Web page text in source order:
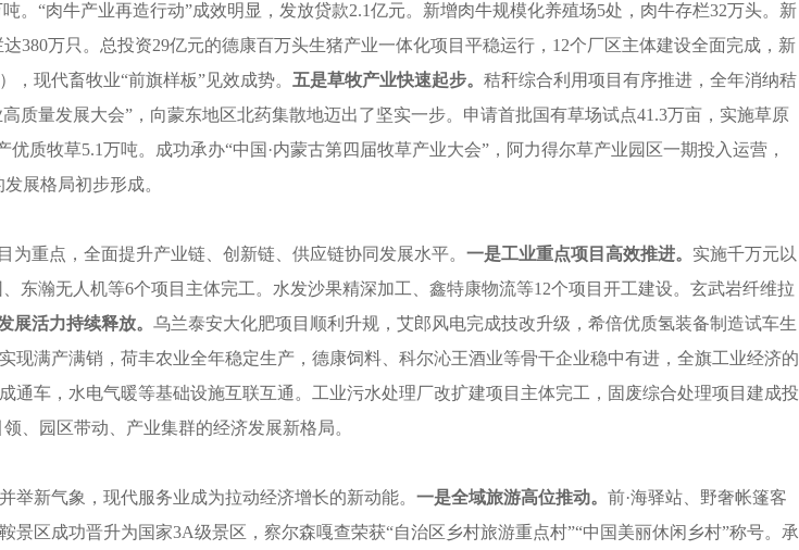
“肉牛产业再造行动”成效明显，发放贷款2.1亿元。新增肉牛规模化养殖场5处，肉牛存栏32万头。新
380万只。总投资29亿元的德康百万头生猪产业一体化项目平稳运行，12个厂区主体建设全面完成，新
现代畜牧业“前旗样板”见效成势。 五是草牧产业快速起步。 秸秆综合利用项目有序推进，全年消纳秸
质量发展大会”，向蒙东地区北药集散地迈出了坚实一步。申请首批国有草场试点41.3万亩，实施草原
质牧草5.1万吨。成功承办“中国·内蒙古第四届牧草产业大会”，阿力得尔草产业园区一期投入运营，
展格局初步形成。
重点，全面提升产业链、创新链、供应链协同发展水平。 一是工业重点项目高效推进。 实施千万元以
东瀚无人机等6个项目主体完工。水发沙果精深加工、鑫特康物流等12个项目开工建设。玄武岩纤维拉
展活力持续释放。 乌兰泰安大化肥项目顺利升规，艾郎风电完成技改升级，希倍优质氢装备制造试车生
满产满销，荷丰农业全年稳定生产，德康饲料、科尔沁王酒业等骨干企业稳中有进，全旗工业经济的
通车，水电气暖等基础设施互联互通。工业污水处理厂改扩建项目主体完工，固废综合处理项目建成投
、园区带动、产业集群的经济发展新格局。
新气象，现代服务业成为拉动经济增长的新动能。 一是全域旅游高位推动。 前·海驿站、野奢帐篷客
区成功晋升为国家3A级景区，察尔森嘎查荣获“自治区乡村旅游重点村”“中国美丽休闲乡村”称号。承